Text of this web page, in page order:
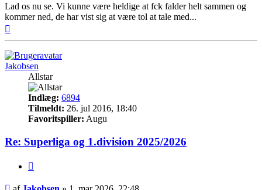
Lad os nu se. Vi kunne være heldige at fck falder helt sammen og
kommer ned, de har vist sig at være tol at tale med...
Jakobsen
Allstar
Indlæg: 6894
Tilmeldt: 26. jul 2016, 18:40
Favoritspiller: Augu
Re: Superliga og 1.division 2025/2026
Indlæg